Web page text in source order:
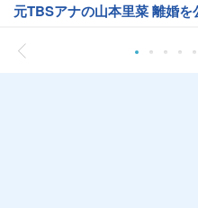
元TBSアナの山本里菜 離婚を